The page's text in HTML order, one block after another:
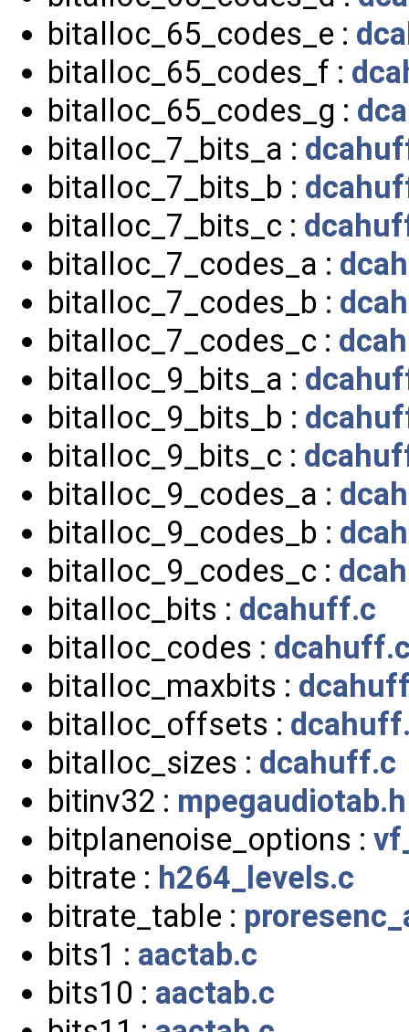
bitalloc_65_codes_e :
bitalloc_65_codes_f :
bitalloc_65_codes_g :
bitalloc_7_bits_a :
bitalloc_7_bits_b :
bitalloc_7_bits_c :
bitalloc_7_codes_a :
bitalloc_7_codes_b :
bitalloc_7_codes_c :
bitalloc_9_bits_a :
bitalloc_9_bits_b :
bitalloc_9_bits_c :
bitalloc_9_codes_a :
bitalloc_9_codes_b :
bitalloc_9_codes_c :
bitalloc_bits : dcahuff.c
bitalloc_codes :
bitalloc_maxbits :
bitalloc_offsets :
bitalloc_sizes : dcahuff.c
bitinv32 : mpegaudiotab.h
bitplanenoise_options :
bitrate : h264_levels.c
bitrate_table :
bits1 : aactab.c
bits10 : aactab.c